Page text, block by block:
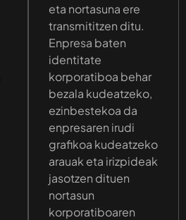
eta nortasuna ere
transmititzen ditu.
Enpresa baten
identitate
korporatiboa behar
bezala kudeatzeko,
ezinbestekoa da
enpresaren irudi
grafikoa kudeatzeko
arauak eta irizpideak
jasotzen dituen
nortasun
korporatiboaren